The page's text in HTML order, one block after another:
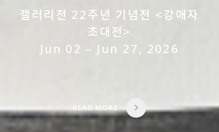
갤러리전 22주년 기념전 <강애자
초대전>
Jun 02 – Jun 27, 2026
READ MORE
Aug 05 – Aug 22, 2026